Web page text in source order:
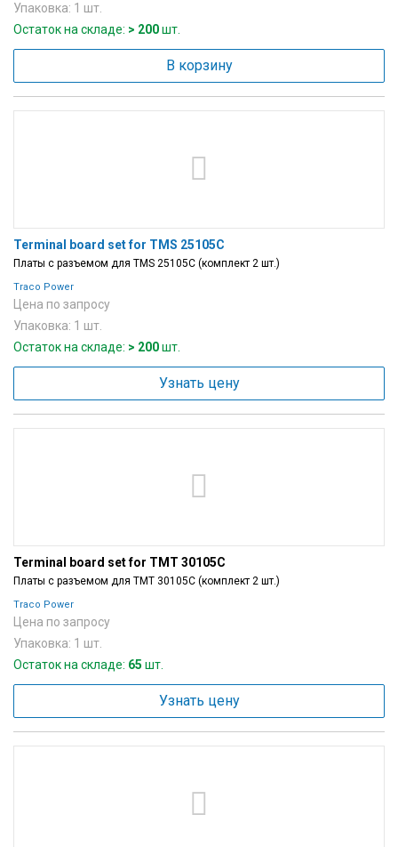
Упаковка: 1 шт.
Остаток на складе: > 200шт.
В корзину
Terminal board set for TMS 25105C
Платы с разъемом для TMS 25105C (комплект 2 шт.)
Traco Power
Цена по запросу
Упаковка: 1 шт.
Остаток на складе: > 200шт.
Узнать цену
Terminal board set for TMT 30105C
Платы с разъемом для TMT 30105C (комплект 2 шт.)
Traco Power
Цена по запросу
Упаковка: 1 шт.
Остаток на складе: 65 шт.
Узнать цену